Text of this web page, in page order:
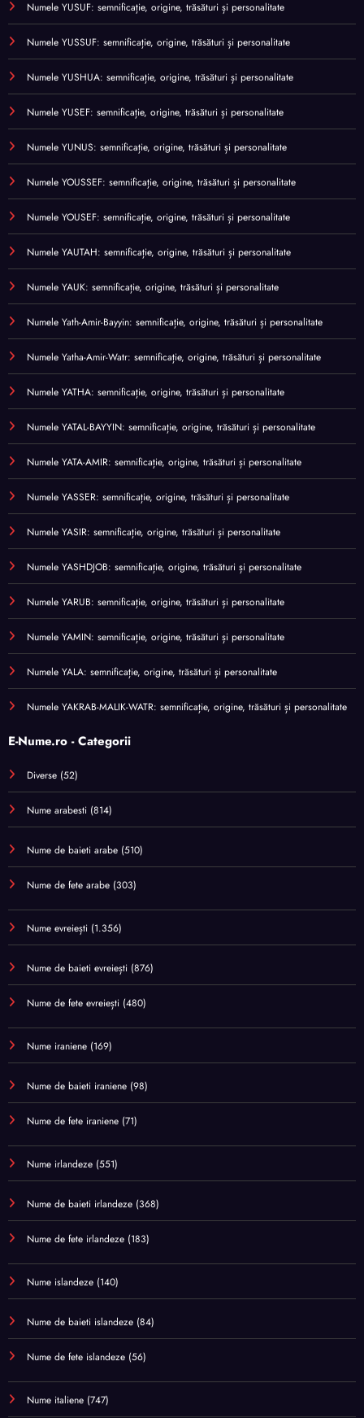
Numele YUSUF: semnificație, origine, trăsături și personalitate
Numele YUSSUF: semnificație, origine, trăsături și personalitate
Numele YUSHUA: semnificație, origine, trăsături și personalitate
Numele YUSEF: semnificație, origine, trăsături și personalitate
Numele YUNUS: semnificație, origine, trăsături și personalitate
Numele YOUSSEF: semnificație, origine, trăsături și personalitate
Numele YOUSEF: semnificație, origine, trăsături și personalitate
Numele YAUTAH: semnificație, origine, trăsături și personalitate
Numele YAUK: semnificație, origine, trăsături și personalitate
Numele Yath-Amir-Bayyin: semnificație, origine, trăsături și personalitate
Numele Yatha-Amir-Watr: semnificație, origine, trăsături și personalitate
Numele YATHA: semnificație, origine, trăsături și personalitate
Numele YATAL-BAYYIN: semnificație, origine, trăsături și personalitate
Numele YATA-AMIR: semnificație, origine, trăsături și personalitate
Numele YASSER: semnificație, origine, trăsături și personalitate
Numele YASIR: semnificație, origine, trăsături și personalitate
Numele YASHDJOB: semnificație, origine, trăsături și personalitate
Numele YARUB: semnificație, origine, trăsături și personalitate
Numele YAMIN: semnificație, origine, trăsături și personalitate
Numele YALA: semnificație, origine, trăsături și personalitate
Numele YAKRAB-MALIK-WATR: semnificație, origine, trăsături și personalitate
E-Nume.ro - Categorii
Diverse (52)
Nume arabesti (814)
Nume de baieti arabe (510)
Nume de fete arabe (303)
Nume evreiești (1.356)
Nume de baieti evreiești (876)
Nume de fete evreiești (480)
Nume iraniene (169)
Nume de baieti iraniene (98)
Nume de fete iraniene (71)
Nume irlandeze (551)
Nume de baieti irlandeze (368)
Nume de fete irlandeze (183)
Nume islandeze (140)
Nume de baieti islandeze (84)
Nume de fete islandeze (56)
Nume italiene (747)